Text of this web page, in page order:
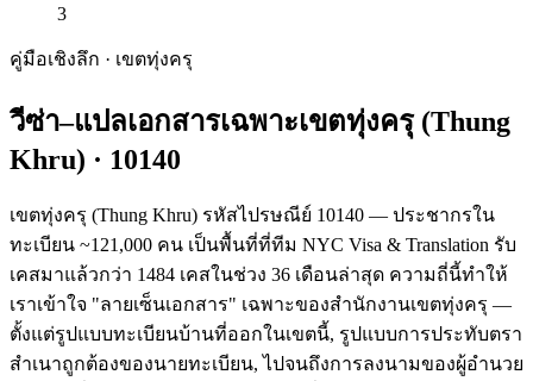
3
คู่มือเชิงลึก · เขตทุ่งครุ
วีซ่า–แปลเอกสารเฉพาะเขตทุ่งครุ(Thung
Khru) · 10140
เขตทุ่งครุ (Thung Khru) รหัสไปรษณีย์ 10140 — ประชากรใน
ทะเบียน ~121,000 คน เป็นพื้นที่ที่ทีม NYC Visa & Translation รับ
เคสมาแล้วกว่า 1484 เคสในช่วง 36 เดือนล่าสุด ความถี่นี้ทำให้
เราเข้าใจ "ลายเซ็นเอกสาร" เฉพาะของสำนักงานเขตทุ่งครุ —
ตั้งแต่รูปแบบทะเบียนบ้านที่ออกในเขตนี้, รูปแบบการประทับตรา
สำเนาถูกต้องของนายทะเบียน, ไปจนถึงการลงนามของผู้อำนวย